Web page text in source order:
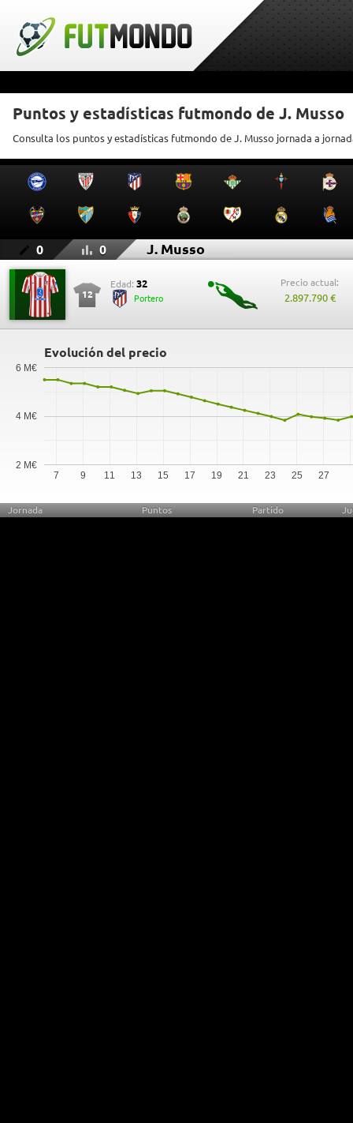
Puntos y estadísticas futmondo de J. Musso
Consulta los puntos y estadísticas futmondo de J. Musso jornada a
0 0 J. Musso
12
Edad: 32
Portero
Precio actual:
2.897.790 €
Evolución del precio
7 9 11 13 15 17 19 21 23 25 27
2 M€
4 M€
6 M€
Jornada Puntos Partido